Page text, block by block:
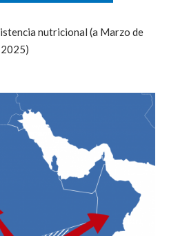
nutricional (a Marzo de
2025)